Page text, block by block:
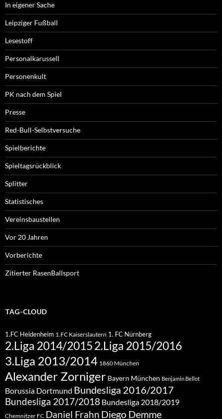
In eigener Sache
Leipziger Fußball
Lesestoff
Personalkarussell
Personenkult
PK nach dem Spiel
Presse
Red-Bull-Selbstversuche
Spielberichte
Spieltagsrückblick
Splitter
Statistisches
Vereinsbaustellen
Vor 20 Jahren
Vorberichte
Zitierter RasenBallsport
TAG-CLOUD
1.FC Heidenheim 1.FC Kaiserslautern 1. FC Nürnberg
2.Liga 2014/20152.Liga 2015/2016
3.Liga 2013/2014 1860 München
Alexander Zorniger Bayern München Benjamin Bellot
Borussia Dortmund Bundesliga 2016/2017
Bundesliga 2017/2018 Bundesliga 2018/2019
Chemnitzer FC Daniel Frahn Diego Demme